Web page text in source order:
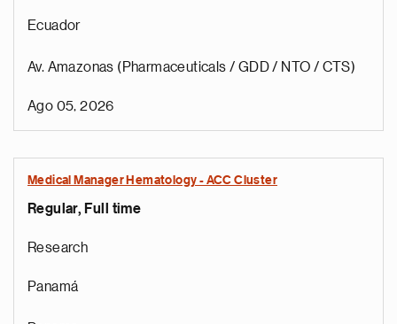
Ecuador
Av. Amazonas (Pharmaceuticals / GDD / NTO / CTS)
Ago 05, 2026
Medical Manager Hematology - ACC Cluster
Regular, Full time
Research
Panamá